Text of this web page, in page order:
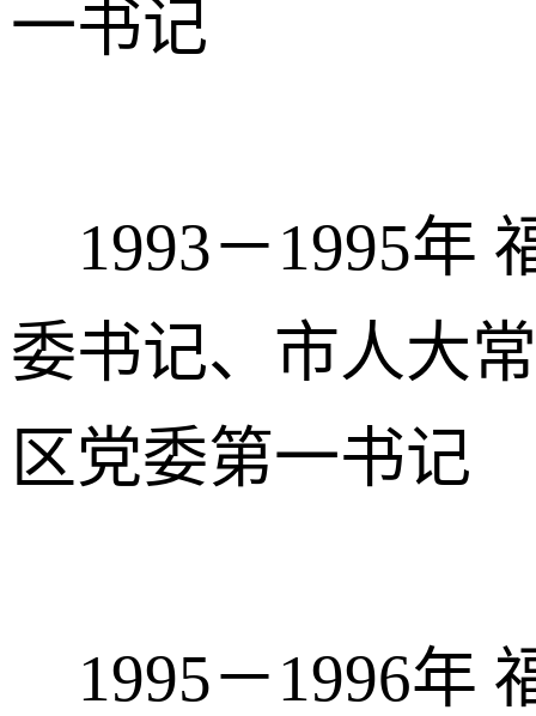
一书记
1993－1995年
委书记、市人大
区党委第一书记
1995－1996年